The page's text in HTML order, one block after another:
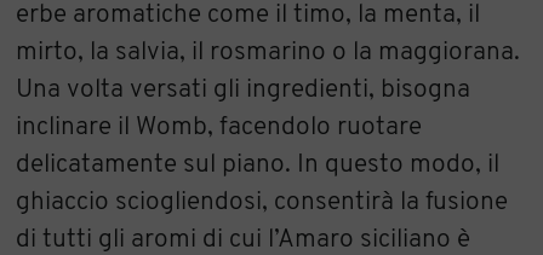
erbe aromatiche come il timo, la menta, il
mirto, la salvia, il rosmarino o la maggiorana.
Una volta versati gli ingredienti, bisogna
inclinare il Womb, facendolo ruotare
delicatamente sul piano. In questo modo, il
ghiaccio sciogliendosi, consentirà la fusione
di tutti gli aromi di cui l’Amaro siciliano è